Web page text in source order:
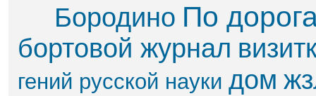
Бородино По
бортовой журнал
гений русской науки дом